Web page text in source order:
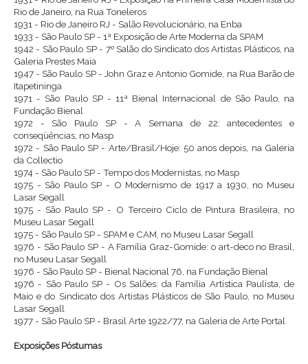
Rio de Janeiro, na Rua Toneleros
1931 - Rio de Janeiro RJ - Salão Revolucionário, na Enba
1933 - São Paulo SP - 1ª Exposição de Arte Moderna da SPAM
1942 - São Paulo SP - 7º Salão do Sindicato dos Artistas Plásticos, na
Galeria Prestes Maia
1947 - São Paulo SP - John Graz e Antonio Gomide, na Rua Barão de
Itapetininga
1971 - São Paulo SP - 11ª Bienal Internacional de São Paulo, na
Fundação Bienal
1972 - São Paulo SP - A Semana de 22: antecedentes e
conseqüências, no Masp
1972 - São Paulo SP - Arte/Brasil/Hoje: 50 anos depois, na Galeria
da Collectio
1974 - São Paulo SP - Tempo dos Modernistas, no Masp
1975 - São Paulo SP - O Modernismo de 1917 a 1930, no Museu
Lasar Segall
1975 - São Paulo SP - O Terceiro Ciclo de Pintura Brasileira, no
Museu Lasar Segall
1975 - São Paulo SP - SPAM e CAM, no Museu Lasar Segall
1976 - São Paulo SP - A Família Graz-Gomide: o art-deco no Brasil,
no Museu Lasar Segall
1976 - São Paulo SP - Bienal Nacional 76, na Fundação Bienal
1976 - São Paulo SP - Os Salões: da Família Artística Paulista, de
Maio e do Sindicato dos Artistas Plásticos de São Paulo, no Museu
Lasar Segall
1977 - São Paulo SP - Brasil Arte 1922/77, na Galeria de Arte Portal
Exposições Póstumas